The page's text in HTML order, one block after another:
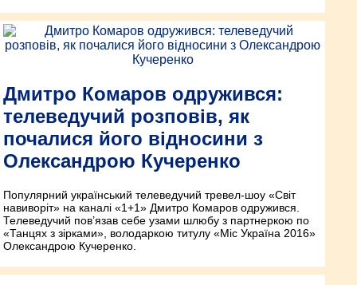
Дмитро Комаров одружився:
телеведучий розповів, як
почалися його відносини з
Олександрою Кучеренко
Популярний український телеведучий тревел-шоу «Світ
навиворіт» на каналі «1+1» Дмитро Комаров одружився.
Телеведучий пов’язав себе узами шлюбу з партнеркою по
«Танцях з зірками», володаркою титулу «Міс Україна 2016»
Олександрою Кучеренко.